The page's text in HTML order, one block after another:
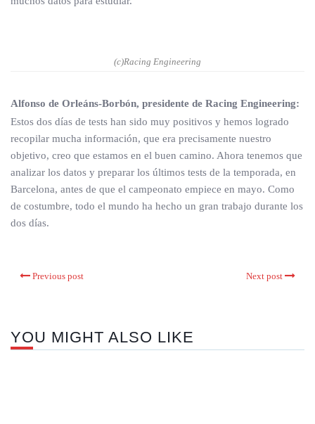
(c)Racing Engineering
Alfonso de Orleáns-Borbón, presidente de Racing Engineering:
Estos dos días de tests han sido muy positivos y hemos logrado
recopilar mucha información, que era precisamente nuestro
objetivo, creo que estamos en el buen camino. Ahora tenemos que
analizar los datos y preparar los últimos tests de la temporada, en
Barcelona, antes de que el campeonato empiece en mayo. Como
de costumbre, todo el mundo ha hecho un gran trabajo durante los
dos días.
Previous post Next post
YOU MIGHT ALSO LIKE